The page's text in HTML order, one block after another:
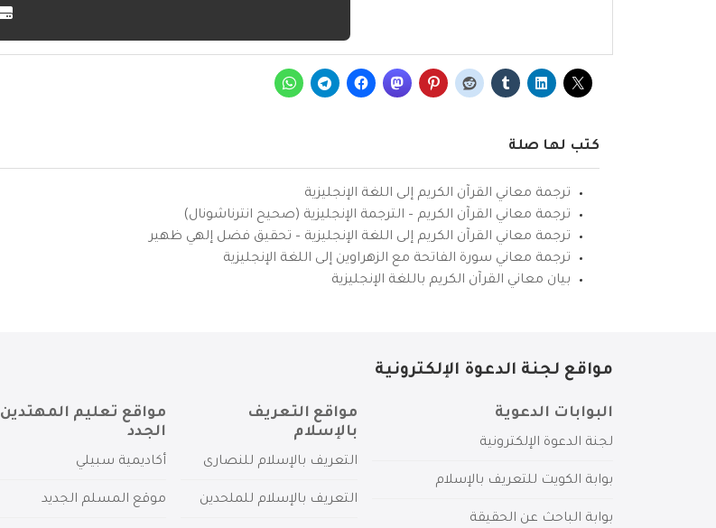
كتب لها صلة
ترجمة معاني القرآن الكريم إلى اللغة الإنجليزية
ترجمة معاني القرآن الكريم – الترجمة الإنجليزية (صحيح انترناشونال)
ترجمة معاني القرآن الكريم إلى اللغة الإنجليزية – تحقيق فضل إلهي ظهير
ترجمة معاني سورة الفاتحة مع الزهراوين إلى اللغة الإنجليزية
بيان معاني القرآن الكريم باللغة الإنجليزية
مواقع لجنة الدعوة الإلكترونية
البوابات الدعوية
لجنة الدعوة الإلكترونية
بوابة الكويت للتعريف بالإسلام
بوابة الباحث عن الحقيقة
مواقع التعريف
بالإسلام
التعريف بالإسلام للنصارى
التعريف بالإسلام للملحدين
مواقع تعليم المهتدين
الجدد
أكاديمية سبيلي
موقع المسلم الجديد